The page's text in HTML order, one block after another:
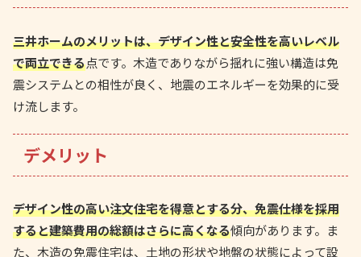
三井ホームのメリットは、デザイン性と安全性を高いレベル
で両立できる点です。木造でありながら揺れに強い構造は免
震システムとの相性が良く、地震のエネルギーを効果的に受
け流します。
デメリット
デザイン性の高い注文住宅を得意とする分、免震仕様を採用
すると建築費用の総額はさらに高くなる傾向があります。ま
た、木造の免震住宅は、土地の形状や地盤の状態によって設